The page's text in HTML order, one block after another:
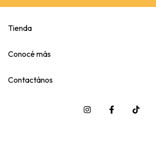
Tienda
Conocé más
Contactános